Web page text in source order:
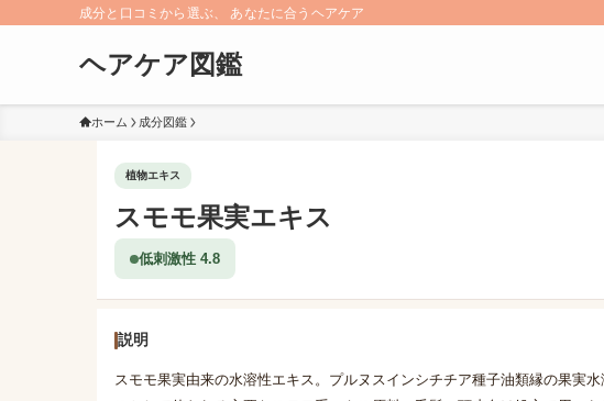
成分と口コミから選ぶ、 あなたに合うヘアケア
ヘアケア図鑑
ホーム 成分図鑑
植物エキス
スモモ果実エキス
低刺激性 4.8
説明
スモモ果実由来の水溶性エキス。プルヌスインシチチア種子油類縁の果実